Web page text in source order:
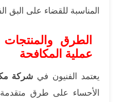
المناسبة للقضاء على
الطرق
عملية المكافحة
يعتمد الفنيون في شركة
الأحساء على طرق